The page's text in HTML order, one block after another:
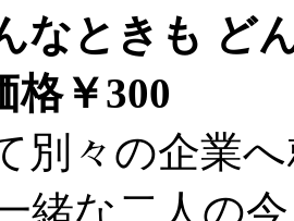
なときも ど
格￥300
別々の企業
緒な二人の